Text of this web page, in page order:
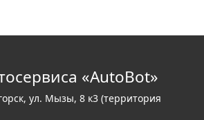
«AutoBot»
ул. Мызы, 8 к3 (территория